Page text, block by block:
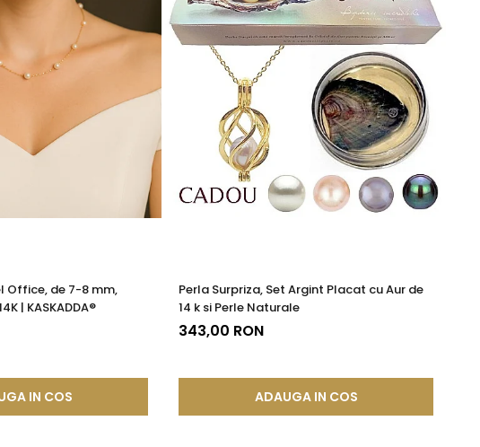
eleganță și armonie vizuală.
Office, de 7-8 mm,
| KASKADDA®
IN COS
Perla Surpriza, Set Argint Placat cu Aur de
14 k si Perle Naturale
343,00 RON
ADAUGA IN COS